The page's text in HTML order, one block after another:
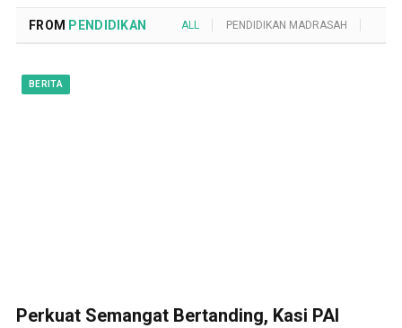
FROM PENDIDIKAN ALL PENDIDIKAN MADRASAH
BERITA
Perkuat Semangat Bertanding, Kasi PAI